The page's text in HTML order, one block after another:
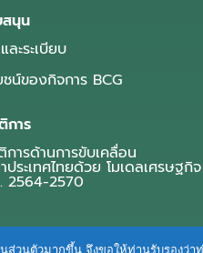
นุน
ะระเบียบ
ชน์ของกิจการ BCG
การ
ารด้านการขับเคลื่อน
ระเทศไทยด้วย โมเดลเศรษฐกิจ
2564-2570
นส่วนตัวมากขึ้น จึงขอให้ท่านรับรอ